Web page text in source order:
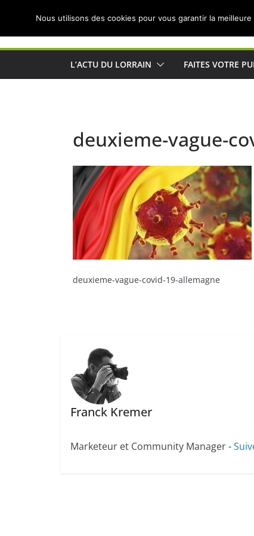
Actualités de Lorraine pour les Lorrains
L’ACTU DU LORRAIN FAITES VOTRE
deuxieme-vague-
deuxieme-vague-covid-19-allemagne
Franck Kremer
Marketeur et Community Manager -
Nous utilisons des cookies pour vous garantir la